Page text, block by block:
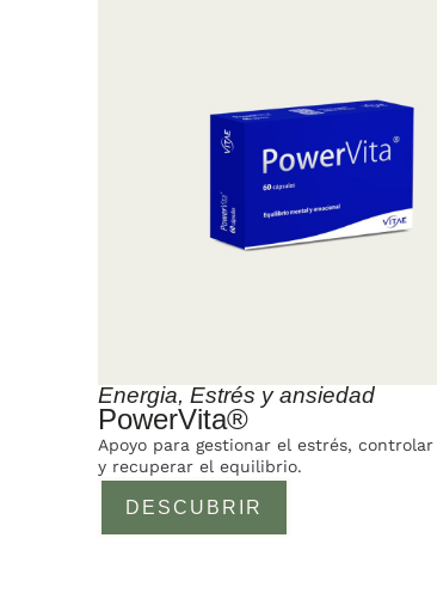
Energia, Estrés y ansiedad
PowerVita®
DESCUBRIR
Apoyo para gestionar el estrés,
y recuperar el equilibrio.